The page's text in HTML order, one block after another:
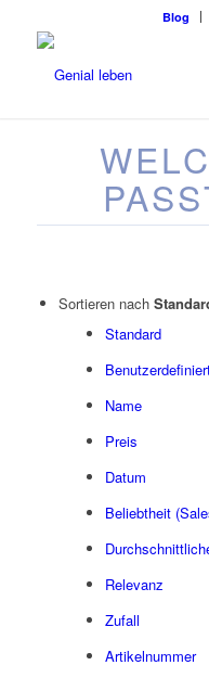
Blog
Sortieren nach
Standard
Name
Preis
Datum
Beliebtheit
Relevanz
Zufall
Artikelnummer